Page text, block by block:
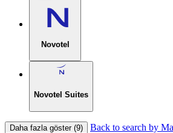
Novotel
Novotel Suites
Daha fazla göster (9)
Back to search by